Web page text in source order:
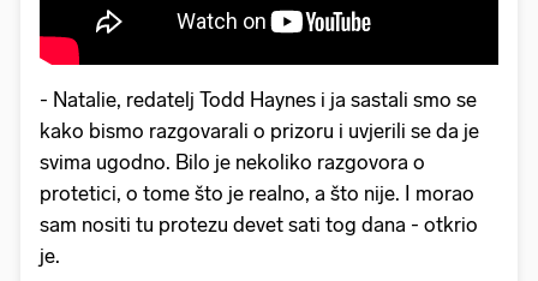
- Natalie, redatelj Todd Haynes i ja sastali smo se
kako bismo razgovarali o prizoru i uvjerili se da je
svima ugodno. Bilo je nekoliko razgovora o
protetici, o tome što je realno, a što nije. I morao
sam nositi tu protezu devet sati tog dana - otkrio
je.